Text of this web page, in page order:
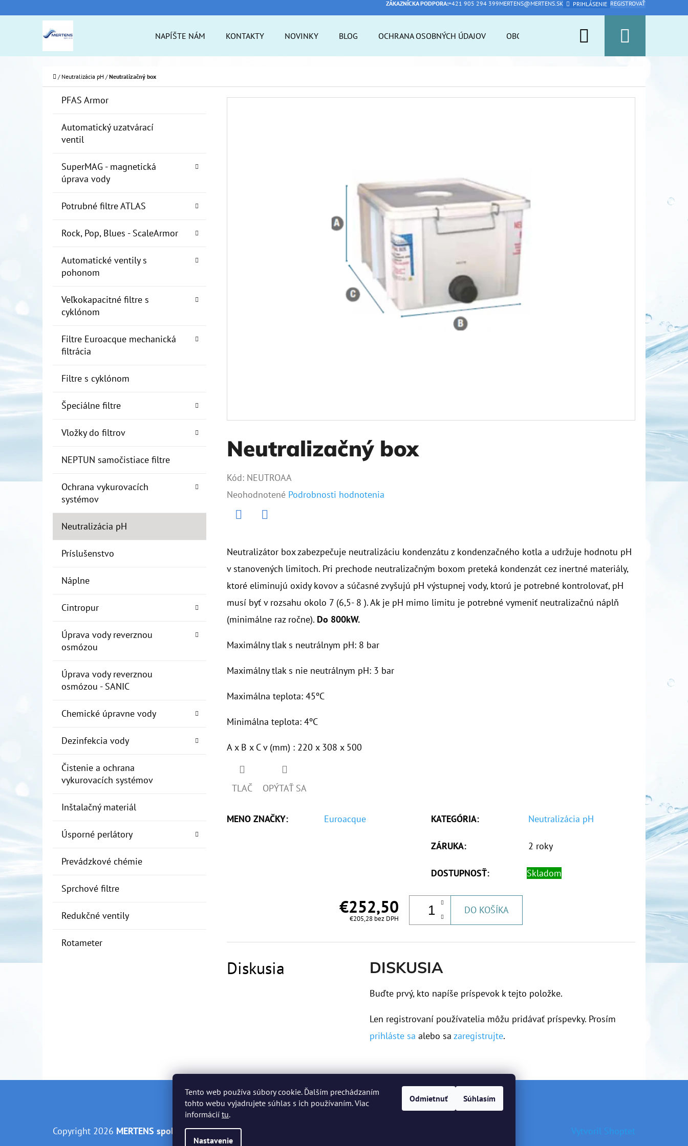
Tento web používa súbory cookie. Ďalším prechádzaním
tohto webu vyjadrujete súhlas s ich používaním. Viac
informácií tu.
Nastavenie
Odmietnuť Súhlasím
ZÁKAZNÍCKA PODPORA:+421 905 294 399MERTENS@MERTENS.SK PRIHLÁSENIE REGISTROVAŤ
NAPÍŠTE NÁM KONTAKTY NOVINKY BLOG OCHRANA OSOBNÝCH ÚDAJOV OBCHODNÉ PODMIENKY Hľadať
Domov
/ Neutralizácia pH / Neutralizačný box
Preskočiť
PFAS Armor
Automatický uzatvárací
ventil
SuperMAG - magnetická
úprava vody
Potrubné filtre ATLAS
Rock, Pop, Blues - ScaleArmor
Automatické ventily s
pohonom
Veľkokapacitné filtre s
cyklónom
Filtre Euroacque mechanická
filtrácia
Filtre s cyklónom
Špeciálne filtre
Vložky do filtrov
NEPTUN samočistiace filtre
Ochrana vykurovacích
systémov
Neutralizácia pH
Príslušenstvo
Náplne
Cintropur
Úprava vody reverznou
osmózou
Úprava vody reverznou
osmózou - SANIC
Chemické úpravne vody
Dezinfekcia vody
Čistenie a ochrana
vykurovacích systémov
Inštalačný materiál
Úsporné perlátory
Prevádzkové chémie
Sprchové filtre
Redukčné ventily
Rotameter
Neutralizačný box
Kód: NEUTROAA
Priemerné
hodnotenie
Neohodnotené Podrobnosti hodnotenia
Neutralizátor box zabezpečuje neutralizáciu kondenzátu z kondenzačného kotla a udržuje hodnotu pH
v stanovených limitoch. Pri prechode neutralizačným boxom preteká kondenzát cez inertné materiály,
ktoré eliminujú oxidy kovov a súčasné zvyšujú pH výstupnej vody, ktorú je potrebné kontrolovať, pH
musí byť v rozsahu okolo 7 (6,5- 8 ). Ak je pH mimo limitu je potrebné vymeniť neutralizačnú náplň
(minimálne raz ročne). Do 800kW.
Maximálny tlak s neutrálnym pH: 8 bar
Maximálny tlak s nie neutrálnym pH: 3 bar
Maximálna teplota: 45ºC
Minimálna teplota: 4ºC
A x B x C v (mm) : 220 x 308 x 500
TLAČ OPÝTAŤ SA
MENO ZNAČKY: Euroacque KATEGÓRIA: Neutralizácia pH
ZÁRUKA: 2 roky
DOSTUPNOSŤ: Skladom
€252,50
€205,28 bez DPH
DO KOŠÍKA
Diskusia DISKUSIA
Buďte prvý, kto napíše príspevok k tejto položke.
Len registrovaní používatelia môžu pridávať príspevky. Prosím
prihláste sa alebo sazaregistrujte.
Í
do
obchodu
do
obchodu
10" FILTER SENIOR 1"
€19
10" VLOŽKA UMÝVATEĽNÁ RL-SX 50MCR
10" FILTER SENIOR DUO 1"
€37,10
Vytvoril Shoptet
Copyright 2026 MERTENS spol. s r.o.. Všetky práva vyhradené.